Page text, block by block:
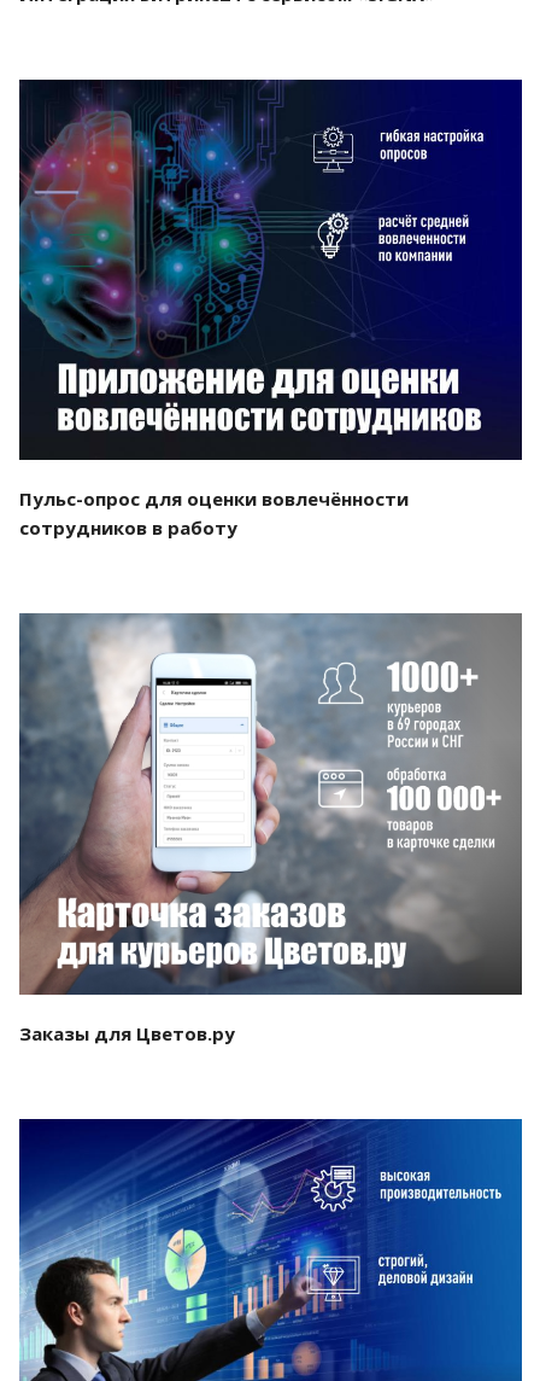
Смотреть проект
Пульс-опрос для оценки вовлечённости
сотрудников в работу
Смотреть проект
Заказы для Цветов.ру
Смотреть проект